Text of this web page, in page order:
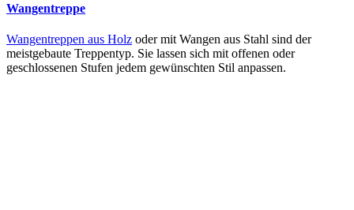
Wangentreppe
Wangentreppen aus Holz oder mit Wangen aus Stahl sind der
meistgebaute Treppentyp. Sie lassen sich mit offenen oder
geschlossenen Stufen jedem gewünschten Stil anpassen.